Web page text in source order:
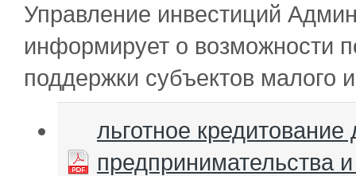
Управление инвестиций
информирует о возможности
поддержки субъектов малого
льготное
предпринимательства